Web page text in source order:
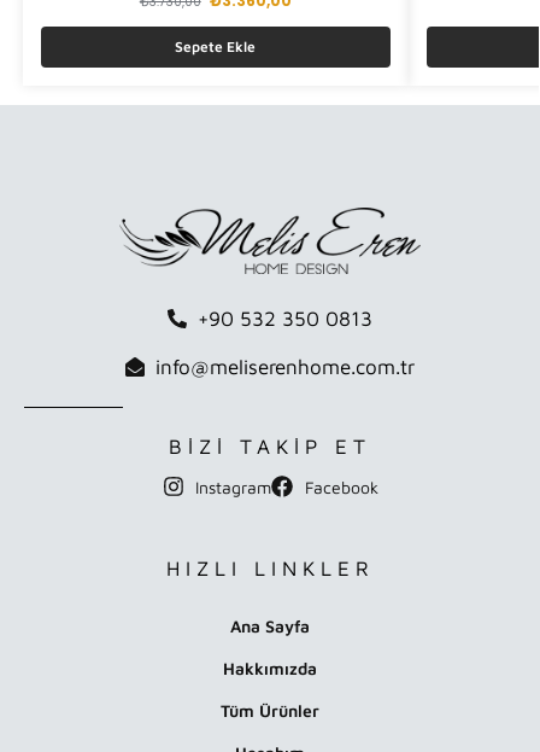
Sepete Ekle
+90 532 350 0813
info@meliserenhome.com.tr
BİZİ TAKİP ET
Instagram Facebook
HIZLI LINKLER
Ana Sayfa
Hakkımızda
Tüm Ürünler